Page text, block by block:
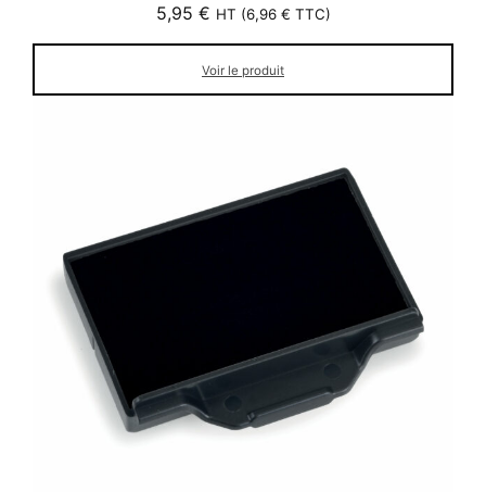
5,95 € HT (6,96 € TTC)
Voir le produit